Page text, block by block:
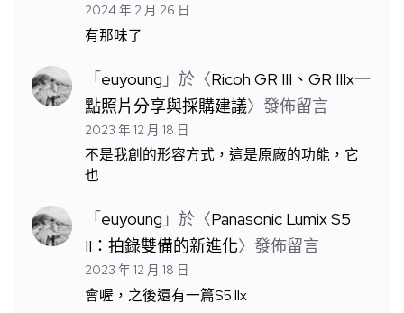
2024 年 2 月 26 日
有那味了
「euyoung 」於〈Ricoh GR III、GR IIIx一
點照片分享與採購建議〉發佈留言
2023 年 12 月 18 日
不是我創的形容方式，這是原廠的功能，它
也…
「euyoung 」於〈Panasonic Lumix S5
II：拍錄雙備的新進化〉發佈留言
2023 年 12 月 18 日
會喔，之後還有一篇S5 IIx